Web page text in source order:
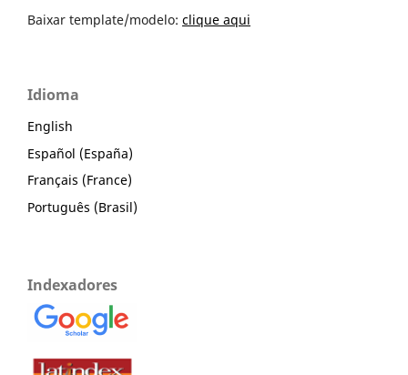
Baixar template/modelo: clique aqui
Idioma
English
Español (España)
Français (France)
Português (Brasil)
Indexadores